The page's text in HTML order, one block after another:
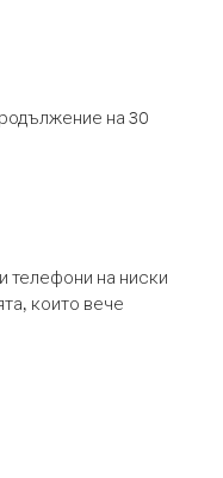
на 30
телефони на ниски
които вече